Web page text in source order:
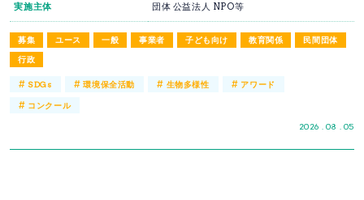
募集 ユース 一般 事業者 子ども向け 教育関係
民間団体
行政
2026 . 08 . 05
実施主体 団体 公益法人 NPO等
#SDGs #環境保全活動 # 生物多様性 # アワード
# コンクール